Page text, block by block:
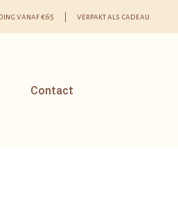
vanaf €65 | verpakt als cadeau
Contact